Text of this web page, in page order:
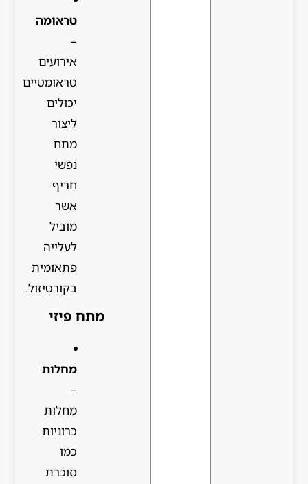
טראומה
–
אירועים
טראומטיים
יכולים
ליצור
מתח
נפשי
חריף
אשר
מוביל
לעלייה
פתאומית
בקורטיזול.
מתח פיזי
מחלות
–
מחלות
כרוניות
כמו
סוכרת